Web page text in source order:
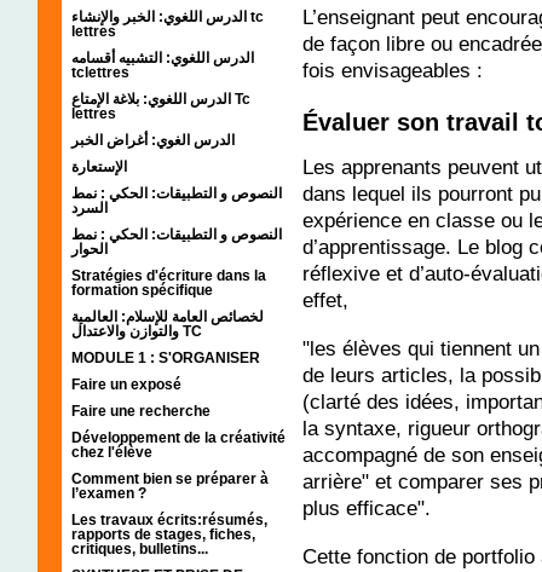
الدرس اللغوي: الخبر والإنشاء tc
lettres
الدرس اللغوي: التشبيه أقسامه
tclettres
الدرس اللغوي: بلاغة الإمتاع Tc
lettres
الدرس الغوي: أغراض الخبر
الإستعارة
النصوص و التطبيقات: الحكي : نمط
السرد
النصوص و التطبيقات: الحكي : نمط
الحوار
Stratégies d'écriture dans la
formation spécifique
لخصائص العامة للإسلام: العالمية
والتوازن والاعتدال TC
MODULE 1 : S'ORGANISER
Faire un exposé
Faire une recherche
Développement de la créativité
chez l'élève
Comment bien se préparer à
l’examen ?
Les travaux écrits:résumés,
rapports de stages, fiches,
critiques, bulletins...
L’enseignant peut
de façon libre ou
fois envisageables :
Évaluer son travail
Les apprenants peuvent
dans lequel ils pourront
expérience en classe ou
d’apprentissage. Le blog
réflexive et d’auto-
effet,
"les élèves qui tiennent
de leurs articles, la
(clarté des idées,
la syntaxe, rigueur
accompagné de son
arrière" et comparer ses
plus efficace".
Cette fonction de